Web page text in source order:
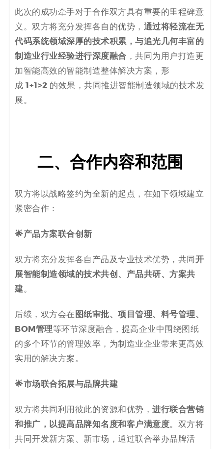
此次的成功牵手对于合作双方具有重要的里程碑意
义。双方将充分发挥各自的优势， 通过将轻流在无
代码系统领域深厚的技术积累，与追光几何丰富的
制造业行业经验进行深度融合 ，共同为用户打造更
加智能高效的智能制造整体解决方案，形
成 1+1>2 的效果，共同推进智能制造领域的技术发
展。
二、合作内容和范围
双方将以战略签约为全新的起点，在如下领域建立
紧密合作：
🌟产品方案联合创新
双方将充分发挥各自产品及专业技术优势，共同 开
展智能制造领域的技术共创、产品共研、方案共
建。
后续，双方会在 图纸审批、项目管理、料号管理、
BOM管理等环节深度融合，提高企业中围绕图纸
的多个环节的管理效率，为制造业企业带来更高效
实用的解决方案。
🌟市场联合拓展与品牌共建
双方将共同利用彼此的资源和优势， 进行联合营销
和推广，以提高品牌知名度和客户满意度。双方将
共同开发新方案、新市场，通过联合举办品牌活